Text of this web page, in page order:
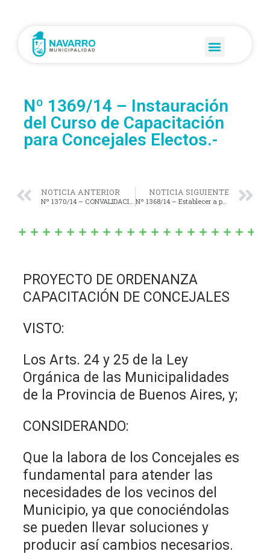
Nº 1369/14 – Instauración
del Curso de Capacitación
para Concejales Electos.-
NOTICIA ANTERIOR
Nº 1370/14 – CONVALIDACIÓN del “Anexo al Contrato de Locación y Acuerdo de Prórroga”, suscripto entre la Sra. LANCIA DILETTA MARÍA, representada por “INMOBILIARIA INTEGRAL S.A.” (LOCADORA), por una parte, y la Municipalidad de Navarro.
NOTICIA SIGUIENTE
Nº 1368/14 – Establecer a partir del 1º de Noviembre de 2014 el valor del Módulo en la suma de Pesos Cuarenta y Dos ($42,
PROYECTO DE ORDENANZA
CAPACITACIÓN DE CONCEJALES
VISTO:
Los Arts. 24 y 25 de la Ley
Orgánica de las Municipalidades
de la Provincia de Buenos Aires, y;
CONSIDERANDO:
Que la labora de los Concejales es
fundamental para atender las
necesidades de los vecinos del
Municipio, ya que conociéndolas
se pueden llevar soluciones y
producir así cambios necesarios.